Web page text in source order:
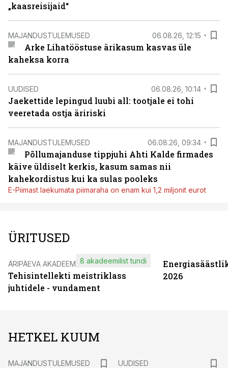
„kaasreisijaid“
MAJANDUSTULEMUSED 06.08.26, 12:15
Arke Lihatööstuse ärikasum kasvas üle
kaheksa korra
UUDISED 06.08.26, 10:14
Jaekettide lepingud luubi all: tootjale ei tohi
veeretada ostja äririski
MAJANDUSTULEMUSED 06.08.26, 09:34
Põllumajanduse tippjuhi Ahti Kalde firmades
käive üldiselt kerkis, kasum samas nii
kahekordistus kui ka sulas pooleks
E-Piimast laekumata piimaraha on enam kui 1,2 miljonit eurot
ÜRITUSED
ÄRIPÄEVA AKADEEMIA
Tehisintellekti meistriklass
juhtidele - vundament
8 akadeemilist tundi
2026
HETKEL KUUM
MAJANDUSTULEMUSED
UUDISED